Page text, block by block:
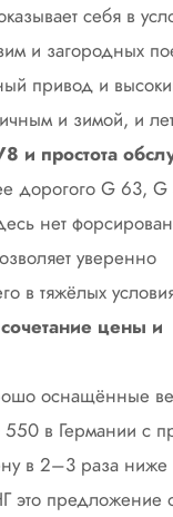
себя в
и загородных
привод и
и зимой, и
и простота
дорогого G 63,
нет
уверенно
в тяжёлых
цены и
оснащённые
в Германии с
в 2–3 раза ниже
это предложение